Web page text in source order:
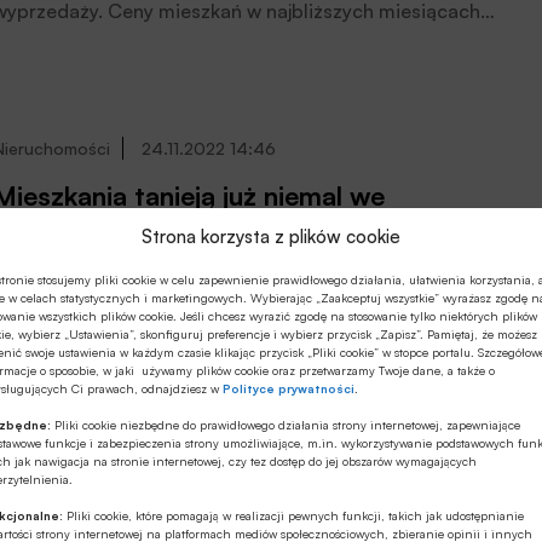
Strona korzysta z plików cookie
stosujemy pliki cookie w celu zapewnienie prawidłowego działania, ułatwienia korzystania, a
w celach statystycznych i marketingowych. Wybierając „Zaakceptuj wszystkie” wyrażasz zgodę
wszystkich plików cookie. Jeśli chcesz wyrazić zgodę na stosowanie tylko niektórych plików
wybierz „Ustawienia”, skonfiguruj preferencje i wybierz przycisk „Zapisz”. Pamiętaj, że możesz
swoje ustawienia w każdym czasie klikając przycisk „Pliki cookie” w stopce portalu.
o sposobie, w jaki używamy plików cookie oraz przetwarzamy Twoje dane, a także o
Ci prawach, odnajdziesz wPolityce prywatności
Pliki cookie niezbędne do prawidłowego działania strony internetowej, zapewniające
funkcje i zabezpieczenia strony umożliwiające, m.in. wykorzystywanie podstawowych
jak nawigacja na stronie internetowej, czy tez dostęp do jej obszarów wymagających
Pliki cookie, które pomagają w realizacji pewnych funkcji, takich jak udostępnianie
strony internetowej na platformach mediów społecznościowych, zbieranie opinii i innych
Ceny mieszkań w najbliższych miesiącach
24.11.2022 14:46
tanieją już niemal we
wszystkich większych miastach
mieszkań spadły aż w 14 z 17 miastach, dla których
sytuację, piszą analitycy Expandera i
W większości przypadków spadki są jednak
Średnio ceny spadły tylko o 3,4%. Najmocniej
lokale w Częstochowie (8,6%), Sosnowcu
tylko w Rzeszowie (+4%), Bydgoszczy (2%) i
(2%). Na rynku kredytów hipotecznych
wydarzeniem jest wzrost średniego
do rekordowego poziomu 10%.
21.10.2022 09:10
na wynajem, większa oferta,
nadal drogo